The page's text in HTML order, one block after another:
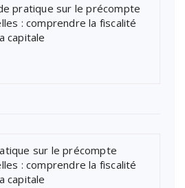
pratique sur le précompte
: comprendre la fiscalité
capitale
sur le précompte
: comprendre la fiscalité
capitale